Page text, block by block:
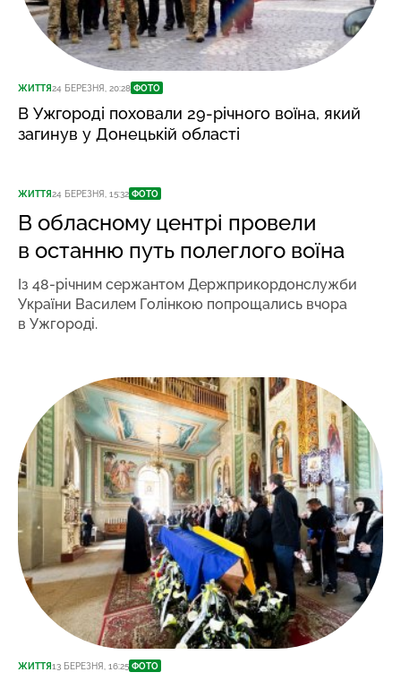
ЖИТТЯ24 БЕРЕЗНЯ, 20:28 ФОТО
В Ужгороді поховали 29-річного воїна, який
загинув у Донецькій області
ЖИТТЯ24 БЕРЕЗНЯ, 15:32 ФОТО
В обласному центрі провели
в останню путь полеглого воїна
Із 48-річним сержантом Держприкордонслужби
України Василем Голінкою попрощались вчора
в Ужгороді.
ЖИТТЯ13 БЕРЕЗНЯ, 16:25 ФОТО